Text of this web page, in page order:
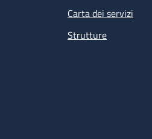
Carta dei servizi
Strutture